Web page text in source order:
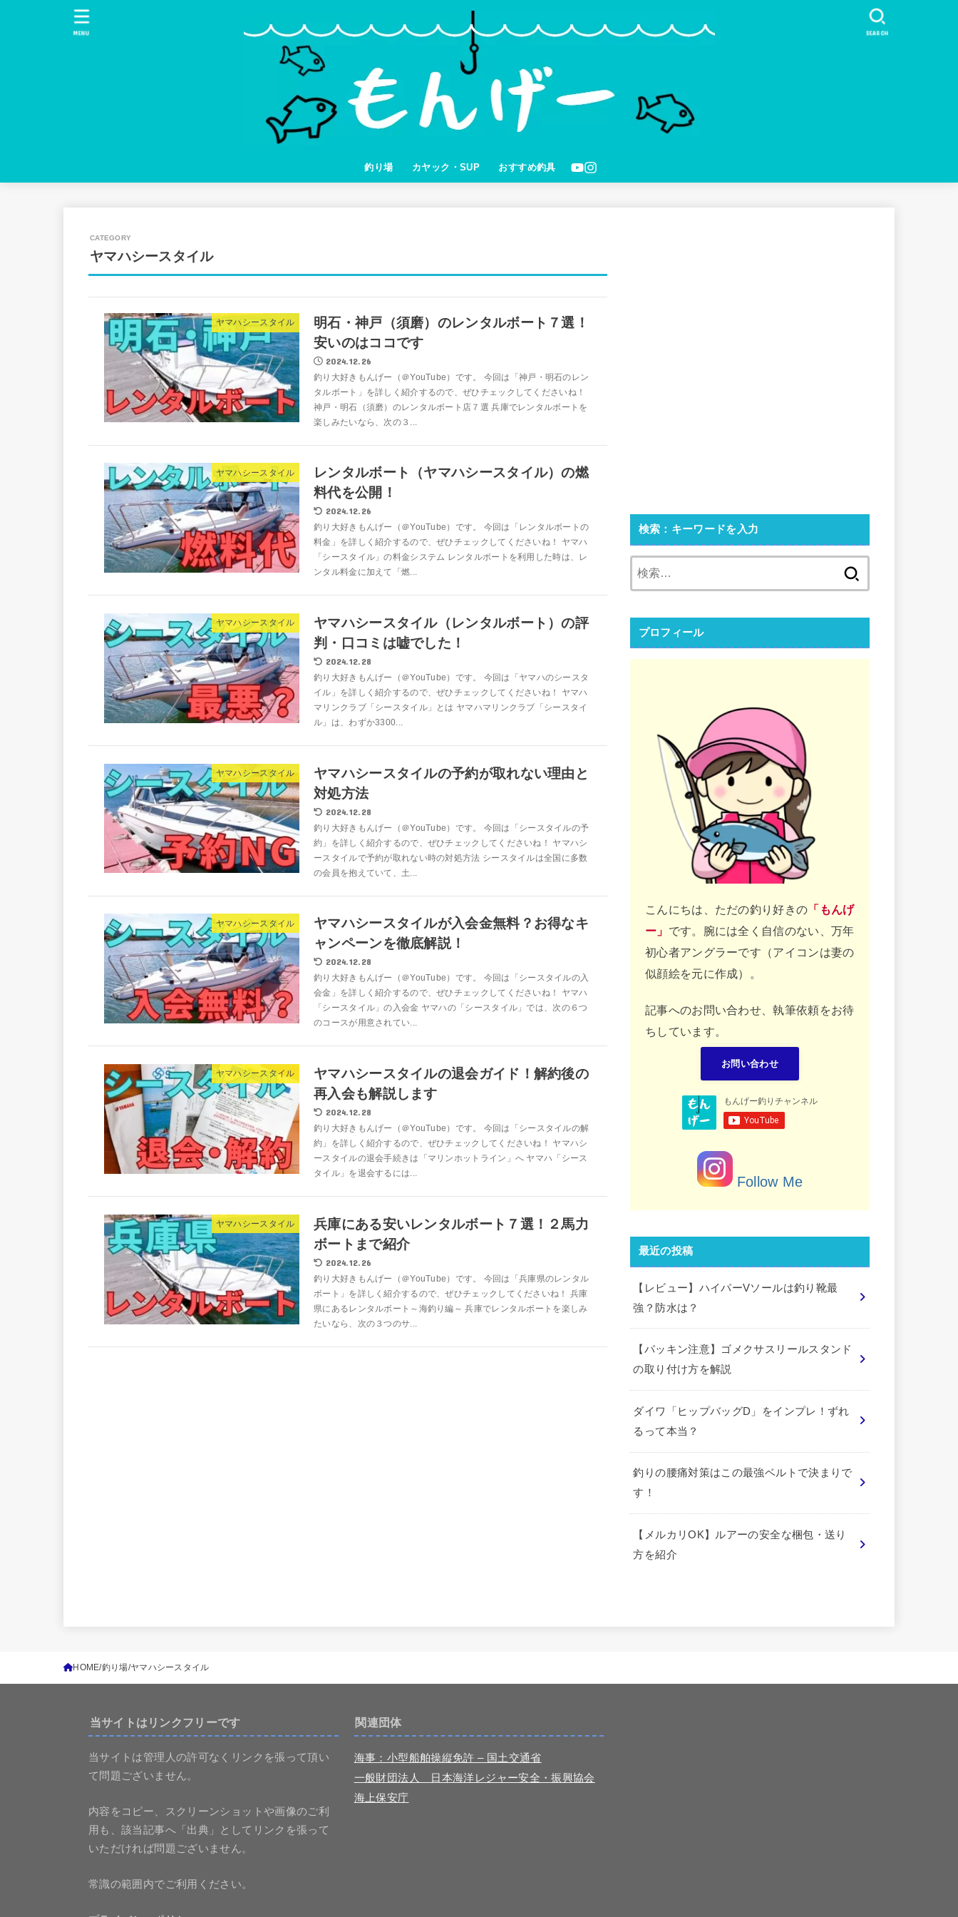
釣り場 カヤック・SUP おすすめ釣具
SEARCH
MENU
ヤマハシースタイル
ヤマハシースタイル
明石・神戸（須磨）のレンタルボート７選！
安いのはココです
2024.12.26
釣り大好きもんげー（＠YouTube）です。 今回は「神戸・明石のレン
タルボート」を詳しく紹介するので、ぜひチェックしてくださいね！
神戸・明石（須磨）のレンタルボート店７選 兵庫でレンタルボートを
楽しみたいなら、次の３...
ヤマハシースタイル
レンタルボート（ヤマハシースタイル）の燃
料代を公開！
2024.12.26
釣り大好きもんげー（＠YouTube）です。 今回は「レンタルボートの
料金」を詳しく紹介するので、ぜひチェックしてくださいね！ ヤマハ
「シースタイル」の料金システム レンタルボートを利用した時は、レ
ンタル料金に加えて「燃...
ヤマハシースタイル
ヤマハシースタイル（レンタルボート）の評
判・口コミは嘘でした！
2024.12.28
釣り大好きもんげー（＠YouTube）です。 今回は「ヤマハのシースタ
イル」を詳しく紹介するので、ぜひチェックしてくださいね！ ヤマハ
マリンクラブ「シースタイル」とは ヤマハマリンクラブ「シースタイ
ル」は、わずか3300...
ヤマハシースタイル
ヤマハシースタイルの予約が取れない理由と
対処方法
2024.12.28
釣り大好きもんげー（＠YouTube）です。 今回は「シースタイルの予
約」を詳しく紹介するので、ぜひチェックしてくださいね！ ヤマハシ
ースタイルで予約が取れない時の対処方法 シースタイルは全国に多数
の会員を抱えていて、土...
ヤマハシースタイル
ヤマハシースタイルが入会金無料？お得なキ
ャンペーンを徹底解説！
2024.12.28
釣り大好きもんげー（＠YouTube）です。 今回は「シースタイルの入
会金」を詳しく紹介するので、ぜひチェックしてくださいね！ ヤマハ
「シースタイル」の入会金 ヤマハの「シースタイル」では、次の６つ
のコースが用意されてい...
ヤマハシースタイル
ヤマハシースタイルの退会ガイド！解約後の
再入会も解説します
2024.12.28
釣り大好きもんげー（＠YouTube）です。 今回は「シースタイルの解
約」を詳しく紹介するので、ぜひチェックしてくださいね！ ヤマハシ
ースタイルの退会手続きは「マリンホットライン」へ ヤマハ「シース
タイル」を退会するには...
ヤマハシースタイル
兵庫にある安いレンタルボート７選！２馬力
ボートまで紹介
2024.12.26
釣り大好きもんげー（＠YouTube）です。 今回は「兵庫県のレンタル
ボート」を詳しく紹介するので、ぜひチェックしてくださいね！ 兵庫
県にあるレンタルボート～海釣り編～ 兵庫でレンタルボートを楽しみ
たいなら、次の３つのサ...
検索：キーワードを入力
プロフィール
こんにちは、ただの釣り好きの 「もんげ
ー」 です。腕には全く自信のない、万年
初心者アングラーです（アイコンは妻の
似顔絵を元に作成）。
記事へのお問い合わせ、執筆依頼をお待
ちしています。
お問い合わせ
Follow Me
最近の投稿
【レビュー】ハイパーVソールは釣り靴最
強？防水は？
【パッキン注意】ゴメクサスリールスタンド
の取り付け方を解説
ダイワ「ヒップバッグD」をインプレ！ずれ
るって本当？
釣りの腰痛対策はこの最強ベルトで決まりで
す！
【メルカリOK】ルアーの安全な梱包・送り
方を紹介
HOME 釣り場 ヤマハシースタイル
当サイトはリンクフリーです
当サイトは管理人の許可なくリンクを張って頂い
て問題ございません。
内容をコピー、スクリーンショットや画像のご利
用も、該当記事へ「出典」としてリンクを張って
いただければ問題ございません。
常識の範囲内でご利用ください。
関連団体
海事：小型船舶操縦免許 – 国土交通省
一般財団法人 日本海洋レジャー安全・振興協会
海上保安庁